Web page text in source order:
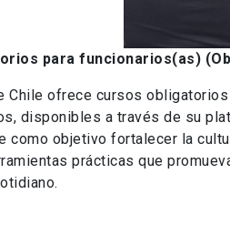
para funcionarios(as)
Chile ofrece cursos
disponibles a través de su
como objetivo fortalecer la
prácticas que